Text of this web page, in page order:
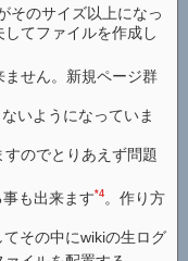
そのサイズ以上になっ
てファイルを作成し
ません。新規ページ群
いようになっていま
のでとりあえず問題
も出来ます*4 。作り方
その中にwikiの生ログ